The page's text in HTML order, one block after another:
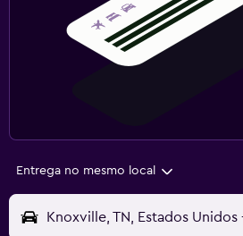
Entrega no mesmo local